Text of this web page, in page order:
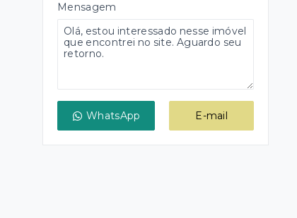
Mensagem
WhatsApp E-mail